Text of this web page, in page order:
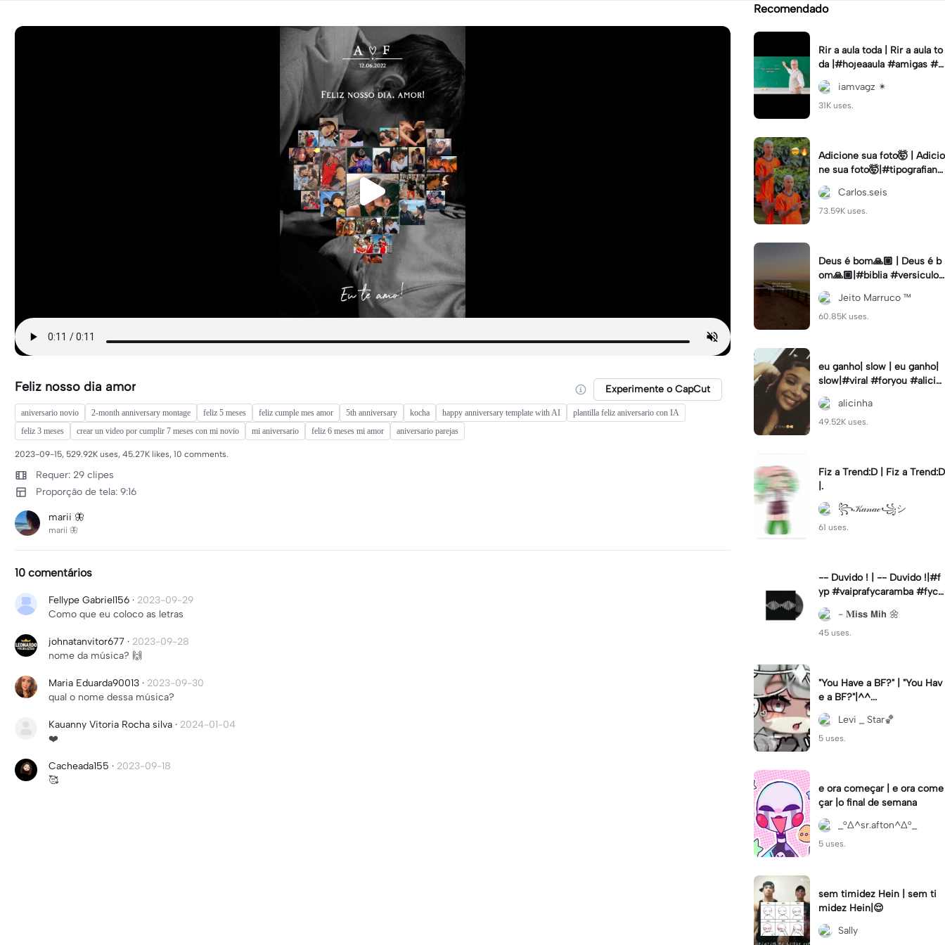
Feliz nosso dia amor Experimente o CapCut
aniversario novio 2-month anniversary montage feliz 5 meses feliz cumple mes amor 5th anniversary kocha happy anniversary template with AI
plantilla feliz aniversario con IA
feliz 3 meses
crear un video por cumplir 7 meses con mi novio mi aniversario feliz 6 meses mi amor aniversario parejas
2023-09-15, 529.92K uses, 45.27K likes, 10 comments.
Requer: 29 clipes
Proporção de tela: 9:16
marii 🦋
marii 🦋
10 comentários
Fellype Gabriel156 · 2023-09-29
Como que eu coloco as letras
johnatanvitor677 · 2023-09-28
nome da música? 🙌
Maria Eduarda90013 · 2023-09-30
qual o nome dessa música?
Kauanny Vitoria Rocha silva · 2024-01-04
❤️
Cacheada155 · 2023-09-18
🥰
Recomendado
Rir a aula toda | Rir a aula to
da |#hojeaaula #amigas #tr
endtikitok #melhoresamiga
s
iamvagz ✴︎
31K uses.
Adicione sua foto🤯 | Adicio
ne sua foto🤯|#tipografiano
va #status #tipografia
Carlos.seis
73.59K uses.
Deus é bom🙏🏼 | Deus é b
om🙏🏼|#biblia #versiculo
#cristao #agro #tipografia
#fy #fypJeito Marruco ™️
60.85K uses.
eu ganho| slow | eu ganho|
slow|#viral #foryou #alicin
ha #cameralenta #slow
alicinha
49.52K uses.
Fiz a Trend:D | Fiz a Trend:D
|.
꧂𝒦𝒶𝓃𝒶ℯ꧁シ
61 uses.
-- Duvido ! | -- Duvido !|#f
yp #vaiprafycaramba #fyca
pcut #viral
- 𝐌𝗶𝘀𝘀 𝗠𝗶𝗵 🌼
45 uses.
"You Have a BF?" | "You Hav
e a BF?"|^^...
Levi _ Star🏀
5 uses.
e ora começar | e ora come
çar |o final de semana
_°∆^sr.afton^∆°_
5 uses.
sem timidez Hein | sem ti
midez Hein|😌
Sally